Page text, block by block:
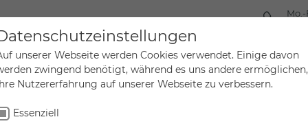
Mein
Sonderanfertigungen
unserer Webseite werden Cookies verwendet. Einige davon
zwingend benötigt, während es uns andere ermöglichen,
Nutzererfahrung auf unserer Webseite zu verbessern.
Essenziell